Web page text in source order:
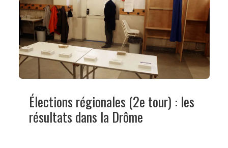
Élections régionales (2e tour) : les
résultats dans la Drôme